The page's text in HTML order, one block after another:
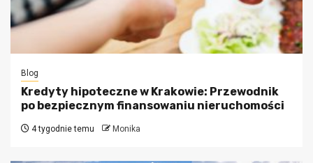
Blog
Kredyty hipoteczne w Krakowie: Przewodnik
po bezpiecznym finansowaniu nieruchomości
4 tygodnie temu Monika